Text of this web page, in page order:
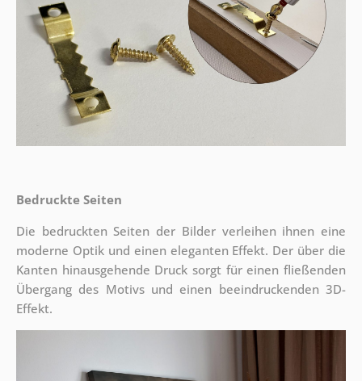
Bedruckte Seiten
Die bedruckten Seiten der Bilder verleihen ihnen eine
moderne Optik und einen eleganten Effekt. Der über die
Kanten hinausgehende Druck sorgt für einen fließenden
Übergang des Motivs und einen beeindruckenden 3D-
Effekt.